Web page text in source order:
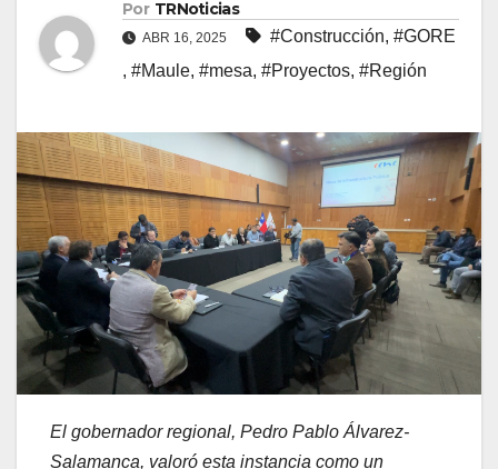
Por TRNoticias
ABR 16, 2025 #Construcción, #GORE
, #Maule, #mesa, #Proyectos, #Región
El gobernador regional, Pedro Pablo Álvarez-
Salamanca, valoró esta instancia como un